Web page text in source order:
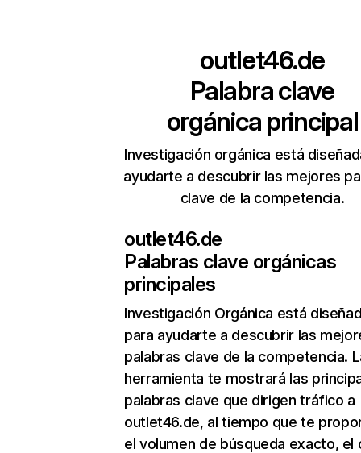
outlet46.de
Palabra clave
orgánica principal
Investigación orgánica está
ayudarte a descubrir las mejores
clave de la competencia.
outlet46.de
Palabras clave orgánicas
principales
Investigación Orgánica está
para ayudarte a descubrir las
palabras clave de la competencia.
herramienta te mostrará las
palabras clave que dirigen tráfico a
outlet46.de, al tiempo que te
el volumen de búsqueda exacto, el